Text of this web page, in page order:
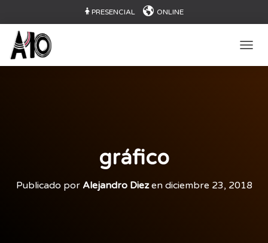
PRESENCIAL ONLINE
gráfico
Publicado por Alejandro Diezen diciembre 23, 2018